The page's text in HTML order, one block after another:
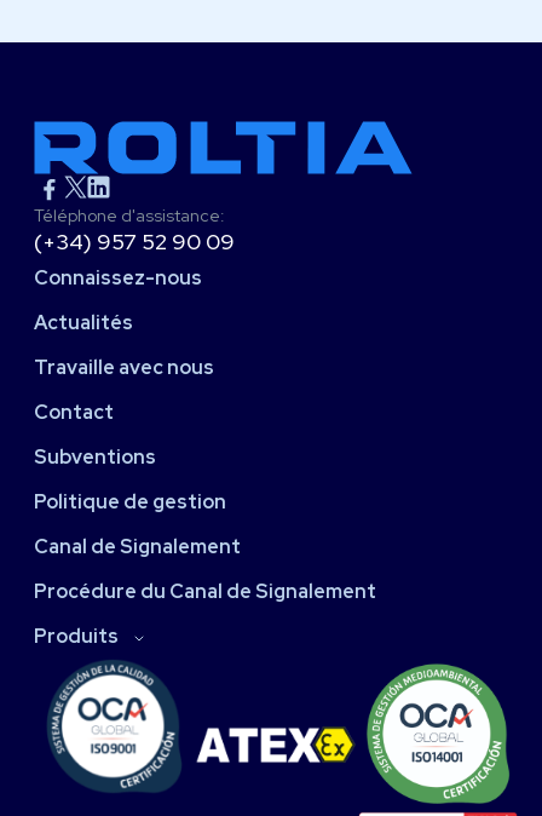
Téléphone d'assistance:
(+34) 957 52 90 09
Connaissez-nous
Actualités
Travaille avec nous
Contact
Subventions
Politique de gestion
Canal de Signalement
Procédure du Canal de Signalement
Produits